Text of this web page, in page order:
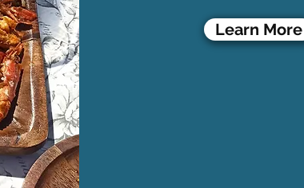
Learn More